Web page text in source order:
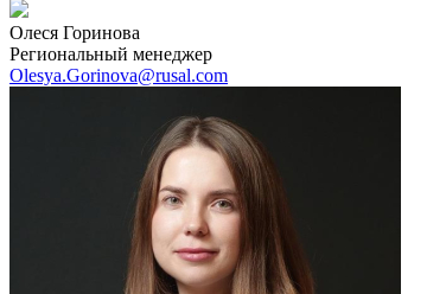
Олеся Горинова
Региональный менеджер
Olesya.Gorinova@rusal.com